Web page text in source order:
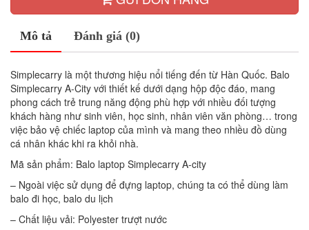
Mô tả Đánh giá (0)
Simplecarry là một thương hiệu nổi tiếng đến từ Hàn Quốc. Balo
Simplecarry A-City với thiết kế dưới dạng hộp độc đáo, mang
phong cách trẻ trung năng động phù hợp với nhiều đối tượng
khách hàng như sinh viên, học sinh, nhân viên văn phòng… trong
việc bảo vệ chiếc laptop của mình và mang theo nhiều đồ dùng
cá nhân khác khi ra khỏi nhà.
Mã sản phẩm: Balo laptop Simplecarry A-city
– Ngoài việc sử dụng để đựng laptop, chúng ta có thể dùng làm
balo đi học, balo du lịch
– Chất liệu vải: Polyester trượt nước